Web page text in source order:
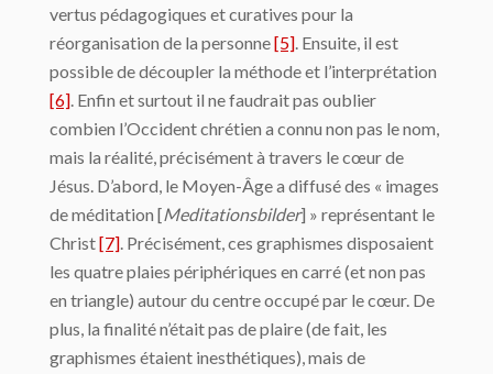
vertus pédagogiques et curatives pour la
réorganisation de la personne[5]. Ensuite, il est
possible de découpler la méthode et l’interprétation
[6]. Enfin et surtout il ne faudrait pas oublier
combien l’Occident chrétien a connu non pas le nom,
mais la réalité, précisément à travers le cœur de
Jésus. D’abord, le Moyen-Âge a diffusé des « images
de méditation [Meditationsbilder] » représentant le
Christ[7]. Précisément, ces graphismes disposaient
les quatre plaies périphériques en carré (et non pas
en triangle) autour du centre occupé par le cœur. De
plus, la finalité n’était pas de plaire (de fait, les
graphismes étaient inesthétiques), mais de